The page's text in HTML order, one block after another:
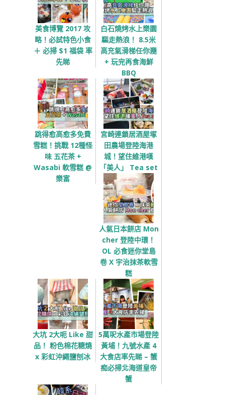
美食博覽 2017 攻
略！必試特色小食
＋ 必掃 $1 福袋 率
先睇
白石燒烤水上樂園
驅走熱浪！ 8.5米
高充氣滑梯任你瀡
+ 玩完再食海鮮
BBQ
跳得愈高愈多免費
雪糕！挑戰 12種怪
味 五花茶 +
Wasabi 軟雪糕 @
樂富
宮崎連鎖居酒屋塚
田農場登陸海港
城！望住維港嘆
「美人」 Tea set
人氣日本餅店 Mon
cher 登陸中環！
OL 必食迷你堂島
卷 X 宇治抹茶軟雪
糕
大坑 2大呃 Like 甜
品！ 粉色棉花糖燒
x 彩虹沖繩鹽刨冰
5萬呎水產市場登陸
黃埔！九號水產 4
大食店率先睇 – 蟹
痴必掃北海道皇帝
蟹